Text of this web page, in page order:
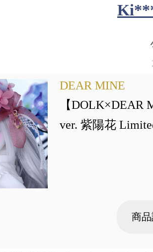
DEAR MINE
【DOLK×DEAR
ver. 紫陽花
商